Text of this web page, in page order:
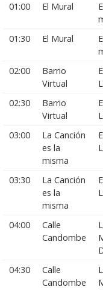
01:00
El Mural
01:30
El Mural
02:00
Barrio
Virtual
02:30
Barrio
Virtual
03:00
La Canción
es la
misma
03:30
La Canción
es la
misma
04:00
Calle
Candombe
04:30
Calle
Candombe